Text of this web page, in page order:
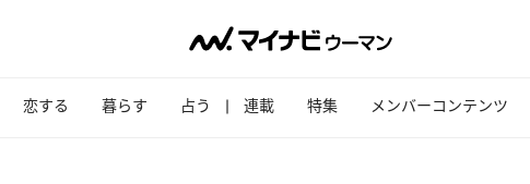
恋する 暮らす 占う 連載 特集 メンバーコンテンツ